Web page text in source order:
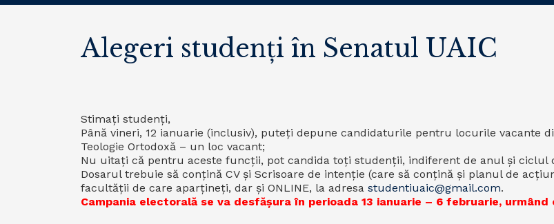
Alegeri studenți în Senatul UAIC
Stimați studenți,
Până vineri, 12 ianuarie (inclusiv), puteți depune candidaturile pentru locurile vacante
Teologie Ortodoxă – un loc vacant;
Nu uitați că pentru aceste funcții, pot candida toți studenții, indiferent de anul și ciclul
Dosarul trebuie să conțină CV și Scrisoare de intenție (care să conțină și planul de
facultății de care aparțineți, dar și ONLINE, la adresa studentiuaic@gmail.com.
Campania electorală se va desfășura în perioada 13 ianuarie – 6 februarie,